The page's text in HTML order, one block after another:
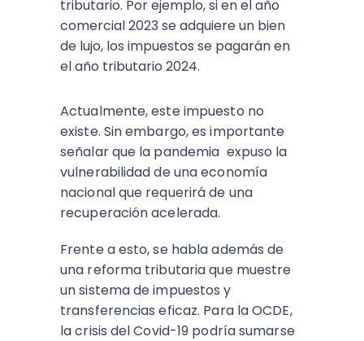
tributario. Por ejemplo, si en el año
comercial 2023 se adquiere un bien
de lujo, los impuestos se pagarán en
el año tributario 2024.
Actualmente, este impuesto no
existe. Sin embargo, es importante
señalar que la pandemia expuso la
vulnerabilidad de una economía
nacional que requerirá de una
recuperación acelerada.
Frente a esto, se habla además de
una reforma tributaria que muestre
un sistema de impuestos y
transferencias eficaz. Para la OCDE,
la crisis del Covid-19 podría sumarse